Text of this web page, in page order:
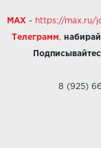
MAX - https://max.ru/
Телеграмм
8 (925)